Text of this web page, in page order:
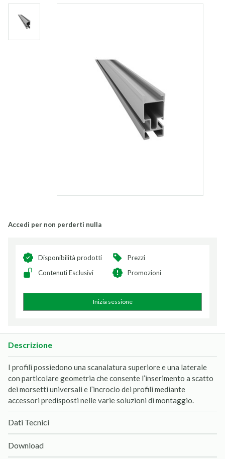
Accedi per non perderti nulla
Disponibilità prodotti
Prezzi
Contenuti Esclusivi
Promozioni
Inizia sessione
Descrizione
I profili possiedono una scanalatura superiore e una laterale
con particolare geometria che consente l’inserimento a scatto
dei morsetti universali e l’incrocio dei profili mediante
accessori predisposti nelle varie soluzioni di montaggio.
Dati Tecnici
Download